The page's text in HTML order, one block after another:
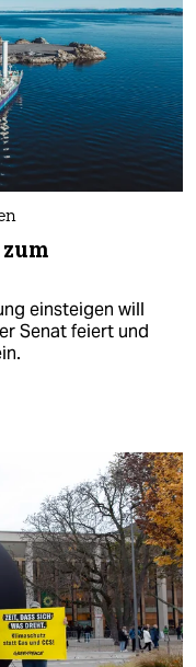
einsteigen will
Senat feiert und